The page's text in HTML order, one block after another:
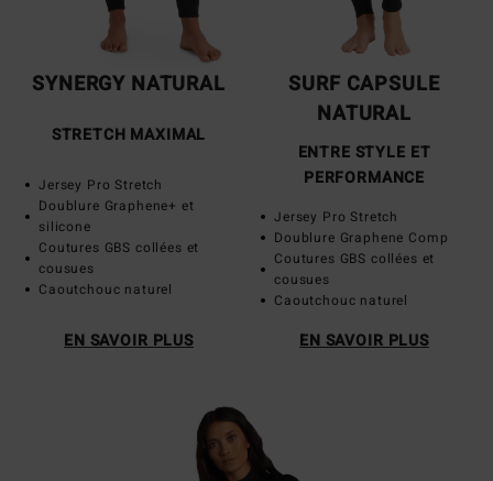
SYNERGY NATURAL
STRETCH MAXIMAL
Jersey Pro Stretch
Doublure Graphene+ et
silicone
Coutures GBS collées et
cousues
Caoutchouc naturel
EN SAVOIR PLUS
SURF CAPSULE
NATURAL
ENTRE STYLE ET
PERFORMANCE
Jersey Pro Stretch
Doublure Graphene Comp
Coutures GBS collées et
cousues
Caoutchouc naturel
EN SAVOIR PLUS